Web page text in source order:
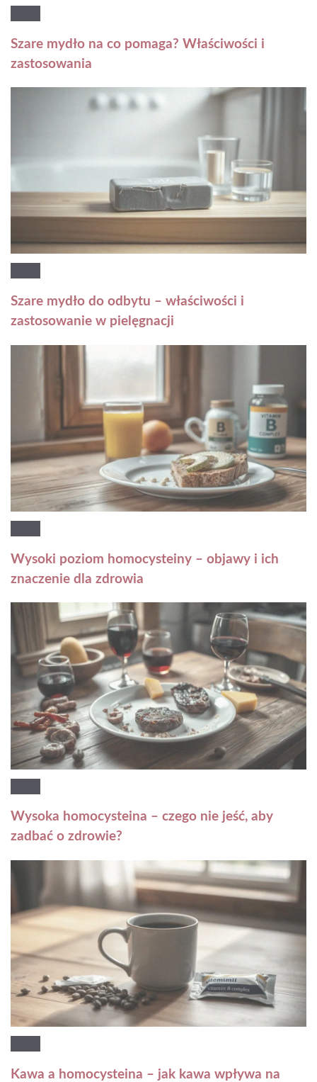
Szare mydło na co pomaga? Właściwości i
zastosowania
Szare mydło do odbytu – właściwości i
zastosowanie w pielęgnacji
Wysoki poziom homocysteiny – objawy i ich
znaczenie dla zdrowia
Wysoka homocysteina – czego nie jeść, aby
zadbać o zdrowie?
Kawa a homocysteina – jak kawa wpływa na